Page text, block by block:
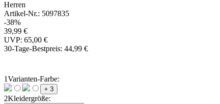
Herren
Artikel-Nr.: 5097835
-38%
39,99 €
UVP: 65,00 €
30-Tage-Bestpreis: 44,99 €
1Varianten-Farbe:
+ 3
2Kleidergröße: